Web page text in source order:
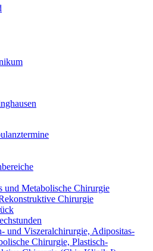
und Metabolische Chirurgie
Chirurgie
und Viszeralchirurgie, Adipositas-
Chirurgie, Plastisch-